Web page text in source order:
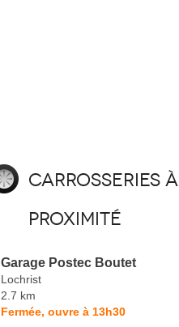
Carrosseries à
proximité
Garage Postec Boutet
Lochrist
2.7 km
Fermée, ouvre à 13h30